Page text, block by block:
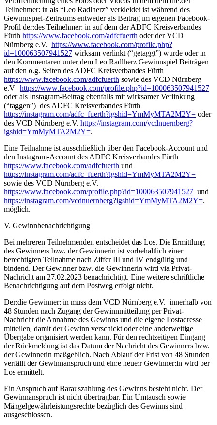
Teilnehmer: in als “Leo Radlherz” verkleidet ist während des
Gewinnspiel-Zeitraums entweder als Beitrag im eigenen Facebook-
Profil der:des Teilnehmer: in auf dem der ADFC Kreisverbandes
Fürth https://www.facebook.com/adfcfuerth oder der VCD
Nürnberg e.V. https://www.facebook.com/profile.php?
id=100063507941527 wirksam verlinkt (“getaggt”) wurde oder in
den Kommentaren unter dem Leo Radlherz Gewinnspiel Beiträgen
auf den o.g. Seiten des ADFC Kreisverbandes Fürth
https://www.facebook.com/adfcfuerth sowie des VCD Nürnberg
e.V. https://www.facebook.com/profile.php?id=100063507941527
oder als Instagram-Beitrag ebenfalls mit wirksamer Verlinkung
(“taggen”) des ADFC Kreisverbandes Fürth
https://instagram.com/adfc_fuerth?igshid=YmMyMTA2M2Y= oder
des VCD Nürnberg e.V. https://instagram.com/vcdnuernberg?
igshid=YmMyMTA2M2Y=.
Eine Teilnahme ist ausschließlich über den Facebook-Account und
den Instagram-Account des ADFC Kreisverbandes Fürth
https://www.facebook.com/adfcfuerth und
https://instagram.com/adfc_fuerth?igshid=YmMyMTA2M2Y=
sowie des VCD Nürnberg e.V.
https://www.facebook.com/profile.php?id=100063507941527 und
https://instagram.com/vcdnuernberg?igshid=YmMyMTA2M2Y=.
möglich.
V. Gewinnbenachrichtigung
Bei mehreren Teilnehmenden entscheidet das Los. Die Ermittlung
des Gewinners bzw. der Gewinnerin ist vorbehaltlich einer
berechtigten Teilnahme nach Ziffer III und IV endgültig und
bindend. Der Gewinner bzw. die Gewinnerin wird via Privat-
Nachricht am 27.02.2023 benachrichtigt. Eine weitere schriftliche
Benachrichtigung auf dem Postweg erfolgt nicht.
Der:die Gewinner: in muss dem VCD Nürnberg e.V. innerhalb von
48 Stunden nach Zugang der Gewinnmitteilung per Privat-
Nachricht die Annahme des Gewinns und die eigene Postadresse
mitteilen, damit der Gewinn verschickt oder eine anderweitige
Übergabe organisiert werden kann. Für den rechtzeitigen Eingang
der Rückmeldung ist das Datum der Nachricht des Gewinners bzw.
der Gewinnerin maßgeblich. Nach Ablauf der Frist von 48 Stunden
verfällt der Gewinnanspruch und ein:e neue:r Gewinner:in wird per
Los ermittelt.
Ein Anspruch auf Barauszahlung des Gewinns besteht nicht. Der
Gewinnanspruch ist nicht übertragbar. Ein Umtausch sowie
Mängelgewährleistungsrechte bezüglich des Gewinns sind
ausgeschlossen.